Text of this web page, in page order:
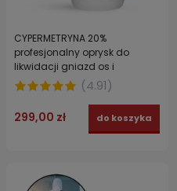
CYPERMETRYNA 20%
profesjonalny oprysk do
likwidacji gniazd os i
szerszeni. Środek do
zwalczania owadów
latających i biegających
(4.91)
299,00 zł do koszyka